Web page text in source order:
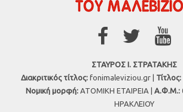
ΣΤΑΥΡΟΣ Ι. ΣΤΡΑΤΑΚΗΣ
Διακριτικός τίτλος:fonimaleviziou.gr | Τίτλος:
Νομική μορφή: ΑΤΟΜΙΚΗ ΕΤΑΙΡΕΙΑ | Α.Φ.Μ.:
ΗΡΑΚΛΕΙΟΥ